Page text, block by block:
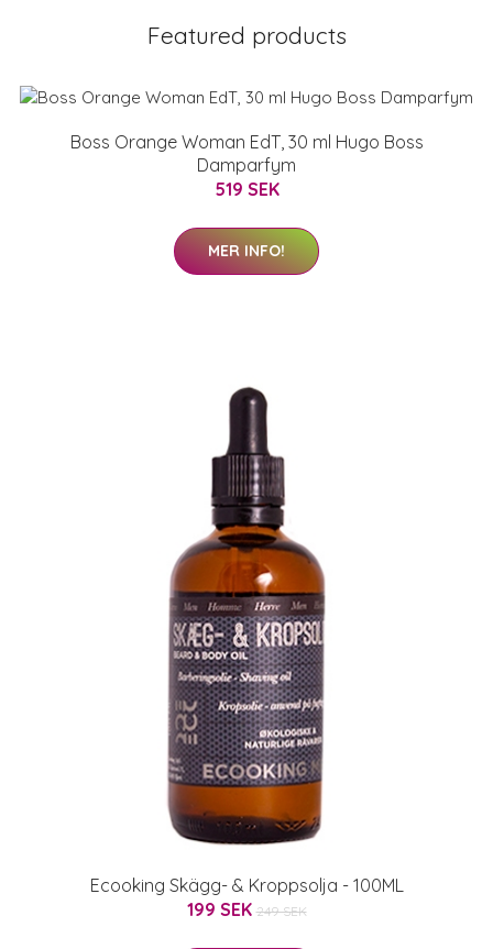
Featured products
Boss Orange Woman EdT, 30 ml Hugo Boss
Damparfym
519 SEK
MER INFO!
Ecooking Skägg- & Kroppsolja - 100ML
199 SEK 249 SEK